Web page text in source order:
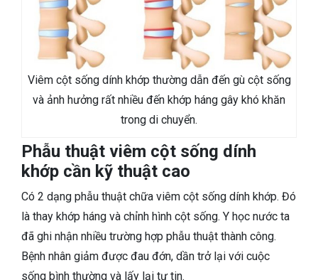
Viêm cột sống dính khớp thường dẫn đến gù cột sống
và ảnh hưởng rất nhiều đến khớp háng gây khó khăn
trong di chuyển.
Phẫu thuật viêm cột sống dính
khớp cần kỹ thuật cao
Có 2 dạng phẫu thuật chữa viêm cột sống dính khớp. Đó
là thay khớp háng và chỉnh hình cột sống. Y học nước ta
đã ghi nhận nhiều trường hợp phẫu thuật thành công.
Bệnh nhân giảm được đau đớn, dần trở lại với cuộc
sống bình thường và lấy lại tự tin.